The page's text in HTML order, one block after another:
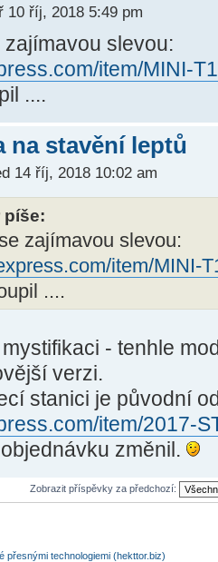
10 říj, 2018 5:49 pm
slevou:
item/MINI-
....
na stavění leptů
14 říj, 2018 10:02 am
píše:
zajímavou slevou:
item/MINI-
....
- tenhle
verzi.
stanici je původní
item/2017-
změnil.
Zobrazit příspěvky za předchozí:
přesnými technologiemi (hekttor.biz)